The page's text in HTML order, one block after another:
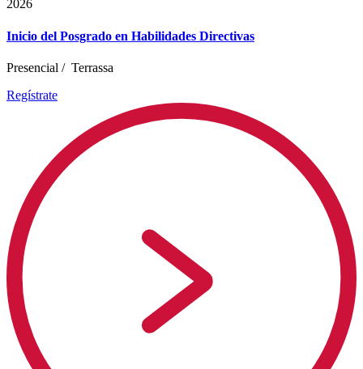
2026
Inicio del Posgrado en Habilidades Directivas
Presencial / Terrassa
Regístrate